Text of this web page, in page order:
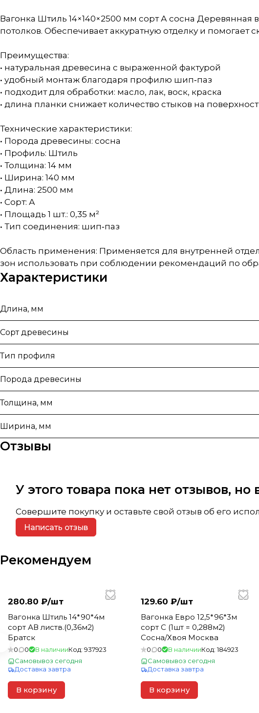
Вагонка Штиль 14×140×2500 мм сорт А сосна
потолков. Обеспечивает аккуратную отделку и помогает
Преимущества:
• натуральная древесина с выраженной фактурой
• удобный монтаж благодаря профилю шип‑паз
• подходит для обработки: масло, лак, воск, краска
• длина планки снижает количество стыков на
Технические характеристики:
• Порода древесины: сосна
• Профиль: Штиль
• Толщина: 14 мм
• Ширина: 140 мм
• Длина: 2500 мм
• Сорт: А
• Площадь 1 шт.: 0,35 м²
• Тип соединения: шип‑паз
Область применения: Применяется для внутренней
зон использовать при соблюдении рекомендаций по
Характеристики
Длина, мм
Сорт древесины
Тип профиля
Порода древесины
Толщина, мм
Ширина, мм
Отзывы
У этого товара пока нет отзывов,
Совершите покупку и оставьте свой отзыв об его
Написать отзыв
Рекомендуем
280.80 ₽/шт
Вагонка Штиль 14*90*4м
сорт АВ листв.(0,36м2)
Братск
0 0 В наличииКод: 937923
Самовывоз сегодня
Доставка завтра
В корзину
129.60 ₽/шт
Вагонка Евро 12,5*96*3м
сорт С (1шт = 0,288м2)
Сосна/Хвоя Москва
0 0 В наличииКод:184923
Самовывоз сегодня
Доставка завтра
В корзину